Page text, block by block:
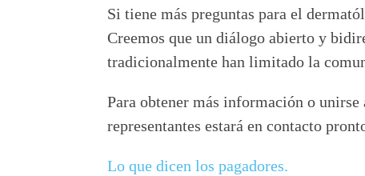
Si tiene más preguntas para el
Creemos que un diálogo abierto y
tradicionalmente han limitado la
Para obtener más información o
representantes estará en contacto
Lo que dicen los pagadores.